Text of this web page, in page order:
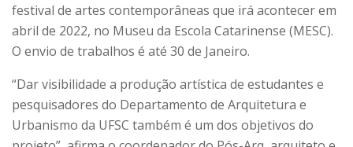
festival de artes contemporâneas que irá acontecer em
abril de 2022, no Museu da Escola Catarinense (MESC).
O envio de trabalhos é até 30 de Janeiro.
“Dar visibilidade a produção artística de estudantes e
pesquisadores do Departamento de Arquitetura e
Urbanismo da UFSC também é um dos objetivos do